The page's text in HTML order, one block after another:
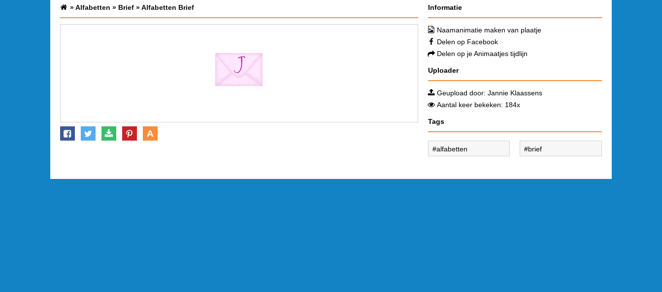
»Alfabetten » Brief »Alfabetten Brief
A
Informatie
Naamanimatie maken van plaatje
Delen op Facebook
Delen op je Animaatjes tijdlijn
Uploader
Geupload door: Jannie Klaassens
Aantal keer bekeken: 184x
Tags
alfabetten brief